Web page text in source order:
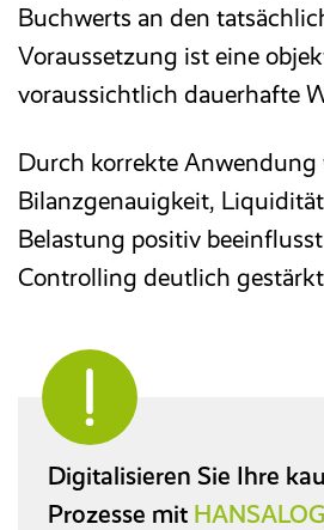
Buchwerts an den
Voraussetzung ist eine
voraussichtlich dauerhafte
Durch korrekte Anwendung
Bilanzgenauigkeit,
Belastung positiv
Controlling deutlich
Digitalisieren Sie Ihre
Prozesse mit